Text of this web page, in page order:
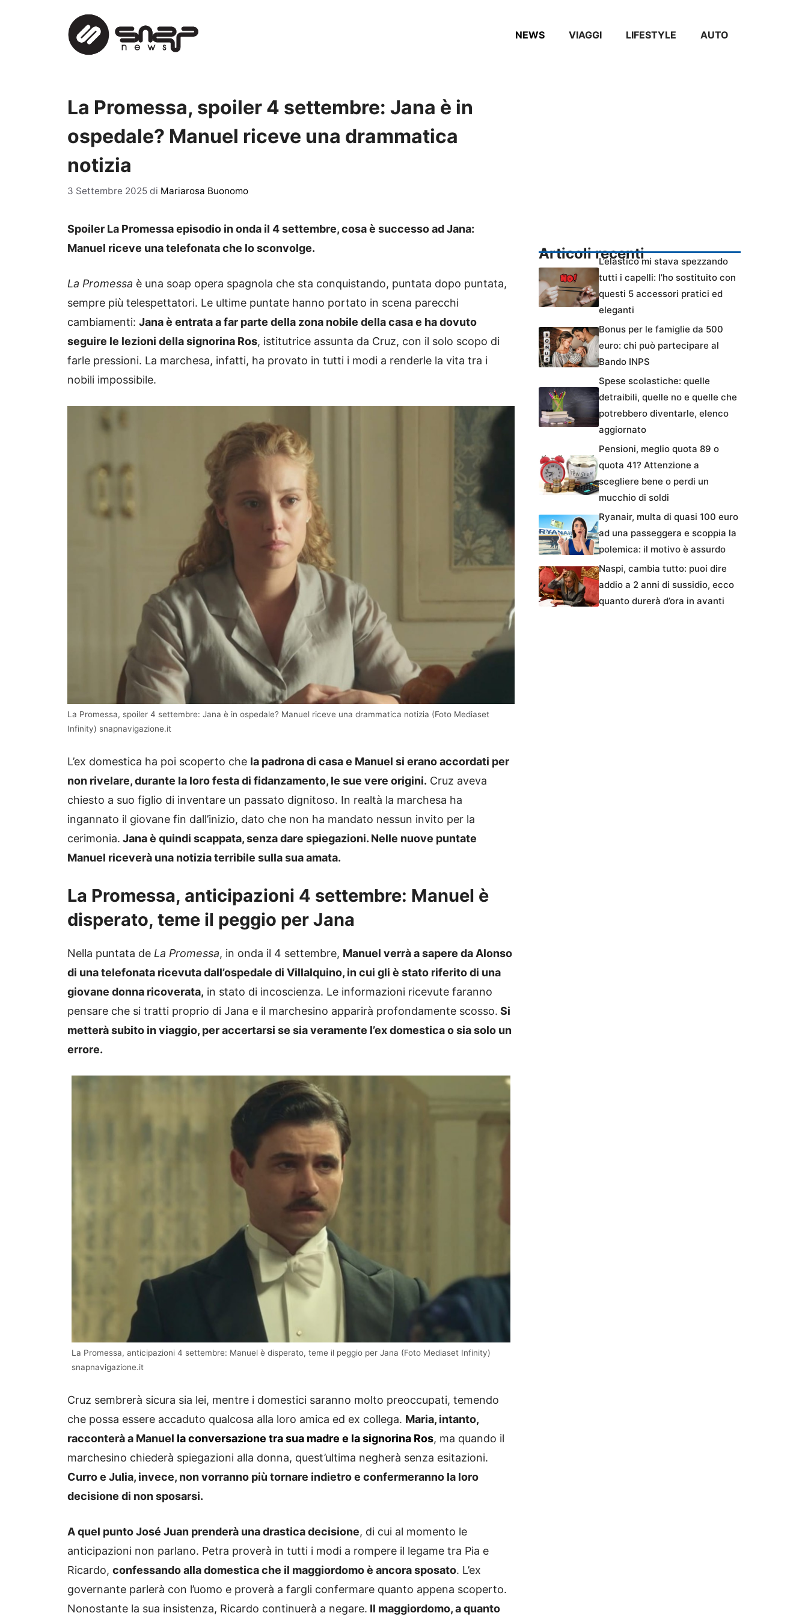
NEWS VIAGGI LIFESTYLE AUTO
La Promessa, spoiler 4 settembre: Jana è in
ospedale? Manuel riceve una drammatica
notizia
3 Settembre 2025 di Mariarosa Buonomo
Spoiler La Promessa episodio in onda il 4 settembre, cosa è successo ad Jana:
Manuel riceve una telefonata che lo sconvolge.
La Promessa è una soap opera spagnola che sta conquistando, puntata dopo puntata,
sempre più telespettatori. Le ultime puntate hanno portato in scena parecchi
cambiamenti: Jana è entrata a far parte della zona nobile della casa e ha dovuto
seguire le lezioni della signorina Ros, istitutrice assunta da Cruz, con il solo scopo di
farle pressioni. La marchesa, infatti, ha provato in tutti i modi a renderle la vita tra i
nobili impossibile.
La Promessa, spoiler 4 settembre: Jana è in ospedale? Manuel riceve una drammatica notizia (Foto Mediaset
Infinity) snapnavigazione.it
L’ex domestica ha poi scoperto che la padrona di casa e Manuel si erano accordati per
non rivelare, durante la loro festa di fidanzamento, le sue vere origini. Cruz aveva
chiesto a suo figlio di inventare un passato dignitoso. In realtà la marchesa ha
ingannato il giovane fin dall’inizio, dato che non ha mandato nessun invito per la
cerimonia. Jana è quindi scappata, senza dare spiegazioni. Nelle nuove puntate
Manuel riceverà una notizia terribile sulla sua amata.
La Promessa, anticipazioni 4 settembre: Manuel è
disperato, teme il peggio per Jana
Nella puntata de La Promessa, in onda il 4 settembre, Manuel verrà a sapere da Alonso
di una telefonata ricevuta dall’ospedale di Villalquino, in cui gli è stato riferito di una
giovane donna ricoverata, in stato di incoscienza. Le informazioni ricevute faranno
pensare che si tratti proprio di Jana e il marchesino apparirà profondamente scosso. Si
metterà subito in viaggio, per accertarsi se sia veramente l’ex domestica o sia solo un
errore.
La Promessa, anticipazioni 4 settembre: Manuel è disperato, teme il peggio per Jana (Foto Mediaset Infinity)
snapnavigazione.it
Cruz sembrerà sicura sia lei, mentre i domestici saranno molto preoccupati, temendo
che possa essere accaduto qualcosa alla loro amica ed ex collega. Maria, intanto,
racconterà a Manuel la conversazione tra sua madre e la signorina Ros, ma quando il
marchesino chiederà spiegazioni alla donna, quest’ultima negherà senza esitazioni.
Curro e Julia, invece, non vorranno più tornare indietro e confermeranno la loro
decisione di non sposarsi.
A quel punto José Juan prenderà una drastica decisione, di cui al momento le
anticipazioni non parlano. Petra proverà in tutti i modi a rompere il legame tra Pia e
Ricardo, confessando alla domestica che il maggiordomo è ancora sposato. L’ex
governante parlerà con l’uomo e proverà a fargli confermare quanto appena scoperto.
Nonostante la sua insistenza, Ricardo continuerà a negare. Il maggiordomo, a quanto
Articoli recentiL’elastico mi stava spezzando
tutti i capelli: l’ho sostituito con
questi 5 accessori pratici ed
eleganti
Bonus per le famiglie da 500
euro: chi può partecipare al
Bando INPS
Spese scolastiche: quelle
detraibili, quelle no e quelle che
potrebbero diventarle, elenco
aggiornato
Pensioni, meglio quota 89 o
quota 41? Attenzione a
scegliere bene o perdi un
mucchio di soldi
Ryanair, multa di quasi 100 euro
ad una passeggera e scoppia la
polemica: il motivo è assurdo
Naspi, cambia tutto: puoi dire
addio a 2 anni di sussidio, ecco
quanto durerà d’ora in avanti